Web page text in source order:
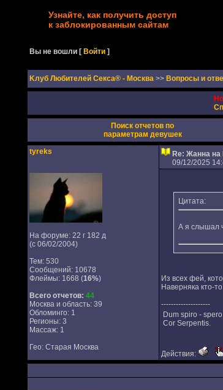
Узнайте, как получить доступ
к заблокированным сайтам
Вы не вошли [Войти ]
Kлуб Любителей Секса® - Москва >> Вопросы и
Поиск отчетов по
параметрам девушек
tyreks
На форуме: 22 г 182 д
(с 06/02/2004)
Тем: 530
Сообщений: 10678
Флеймы: 1668 (16%)
Всего отчетов: 44
Москва и область: 39
Обломинго: 1
Регионы: 3
Массаж: 1
Гео: Старая Москва
Re: Жанна на
09/12/2025
Цитата:
А я слышал
Из всех фей,
Наверняка кто-
--------------------
Dum spiro -
Cor Serpentis.
Действия: